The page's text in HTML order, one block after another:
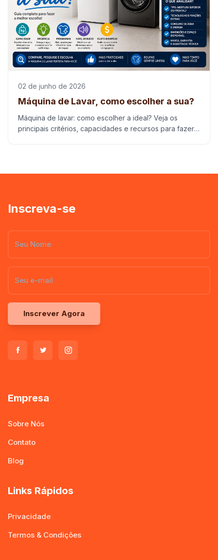
02 de junho de 2026
Máquina de Lavar, como escolher a sua?
Máquina de lavar: como escolher a ideal? Veja os
principais critérios, capacidades e recursos para fazer a
Inscreva-se
Inscrever Agora
Empresa
Sobre Nós
Contato
Blog
Links Rápidos
Privacidade
Termos & Condições